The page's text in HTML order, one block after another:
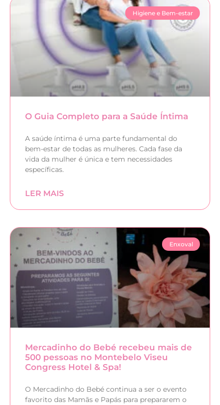
Higiene e Bem-estar
O Guia Completo para a Saúde Íntima
A saúde íntima é uma parte fundamental do
bem-estar de todas as mulheres. Cada fase da
vida da mulher é única e tem necessidades
específicas.
LER MAIS
Enxoval
Mercadinho do Bebé recebeu mais de
500 pessoas no Montebelo Viseu
Congress Hotel & Spa!
O Mercadinho do Bebé continua a ser o evento
favorito das Mamãs e Papás para prepararem o